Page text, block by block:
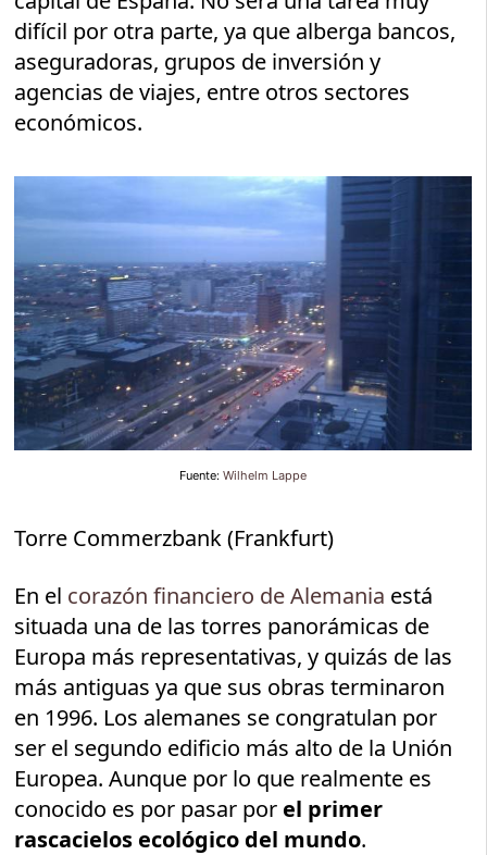
difícil por otra parte, ya que alberga bancos,
aseguradoras, grupos de inversión y
agencias de viajes, entre otros sectores
económicos.
Fuente: Wilhelm Lappe
Torre Commerzbank (Frankfurt)
En el corazón financiero de Alemania está
situada una de las torres panorámicas de
Europa más representativas, y quizás de las
más antiguas ya que sus obras terminaron
en 1996. Los alemanes se congratulan por
ser el segundo edificio más alto de la Unión
Europea. Aunque por lo que realmente es
conocido es por pasar por el primer
rascacielos ecológico del mundo.